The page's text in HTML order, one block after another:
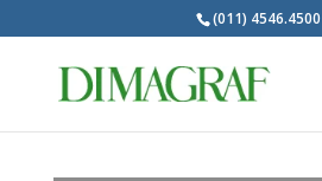
(011) 4546.4500
Products